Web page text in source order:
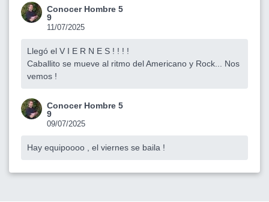
Conocer Hombre 5
9
11/07/2025
Llegó el V I E R N E S ! ! ! !
Caballito se mueve al ritmo del Americano y Rock... Nos
vemos !
Conocer Hombre 5
9
09/07/2025
Hay equipoooo , el viernes se baila !